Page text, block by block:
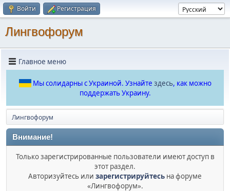
Войти Регистрация
Лингвофорум
Главное меню
Мы солидарны с Украиной. Узнайте здесь, как можно
поддержать Украину.
Лингвофорум
Внимание!
Только зарегистрированные пользователи имеют доступ в
этот раздел.
Авторизуйтесь или зарегистрируйтесь на форуме
«Лингвофорум».